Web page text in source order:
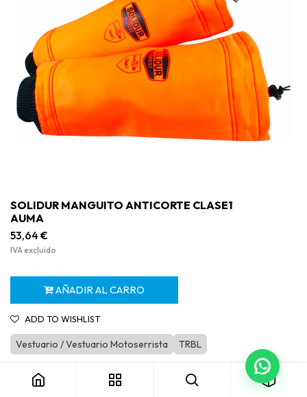
SOLIDUR MANGUITO ANTICORTE CLASE1
AUMA
53,64€
IVA excluido
AÑADIR AL CARRO
ADD TO WISHLIST
Vestuario / Vestuario Motoserrista TRBL
Categoría: Vestuario Motoserrista